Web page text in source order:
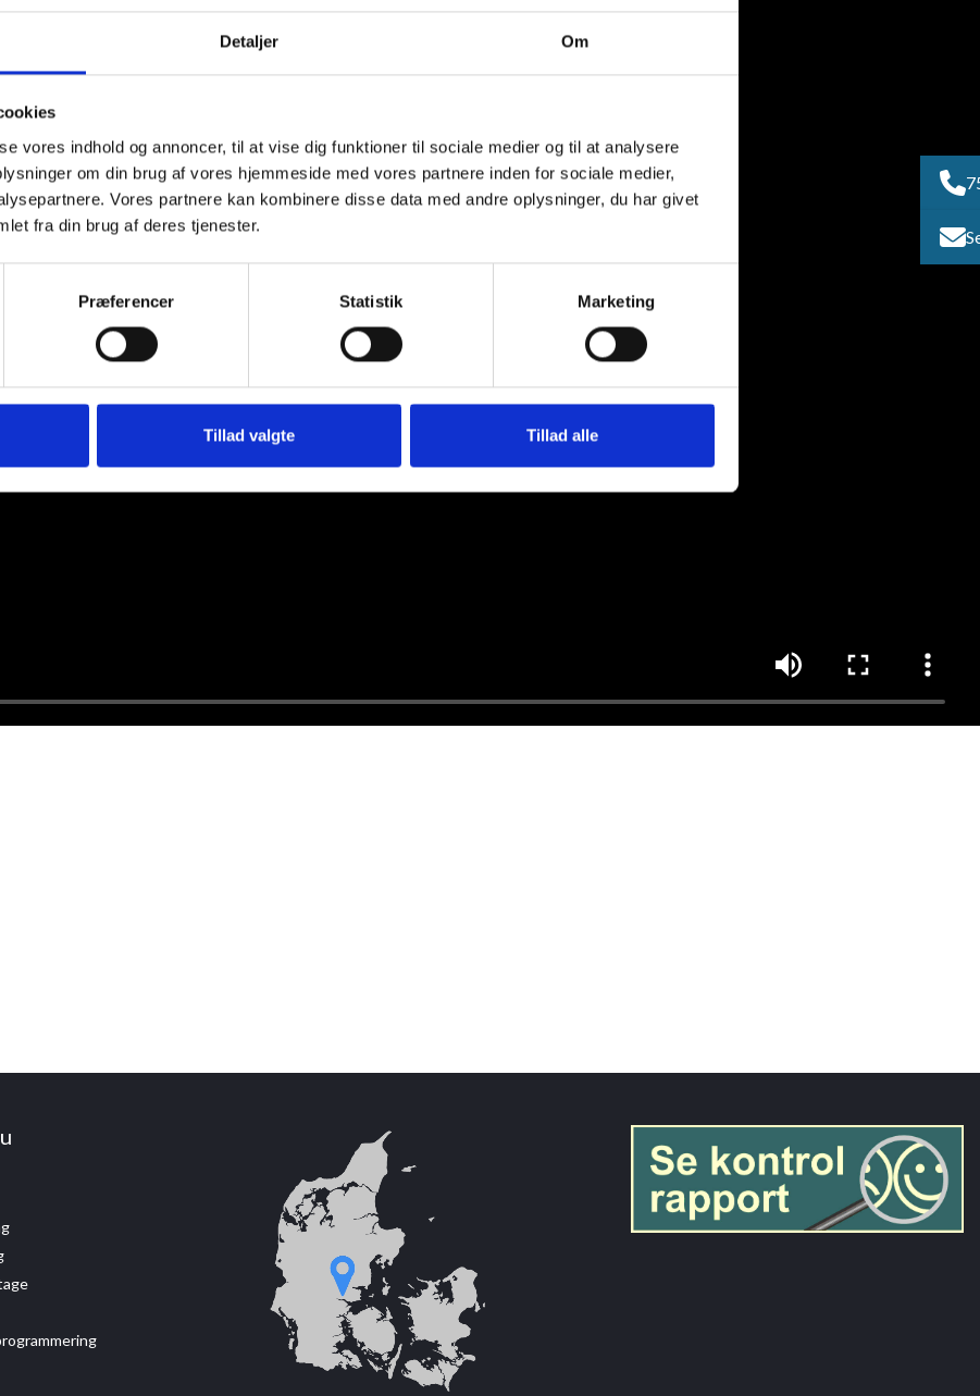
Detaljer Om
vores indhold og annoncer, til at vise dig funktioner til sociale medier og til at analysere
om din brug af vores hjemmeside med vores partnere inden for sociale medier,
Vores partnere kan kombinere disse data med andre oplysninger, du har givet
fra din brug af deres tjenester.
Præferencer Statistik Marketing
Tillad valgte Tillad alle